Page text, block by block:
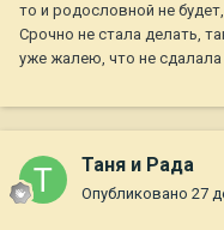
то и родословной не
Срочно не стала делать,
уже жалею, что не сдалала
Таня и Рада
Опубликовано 27